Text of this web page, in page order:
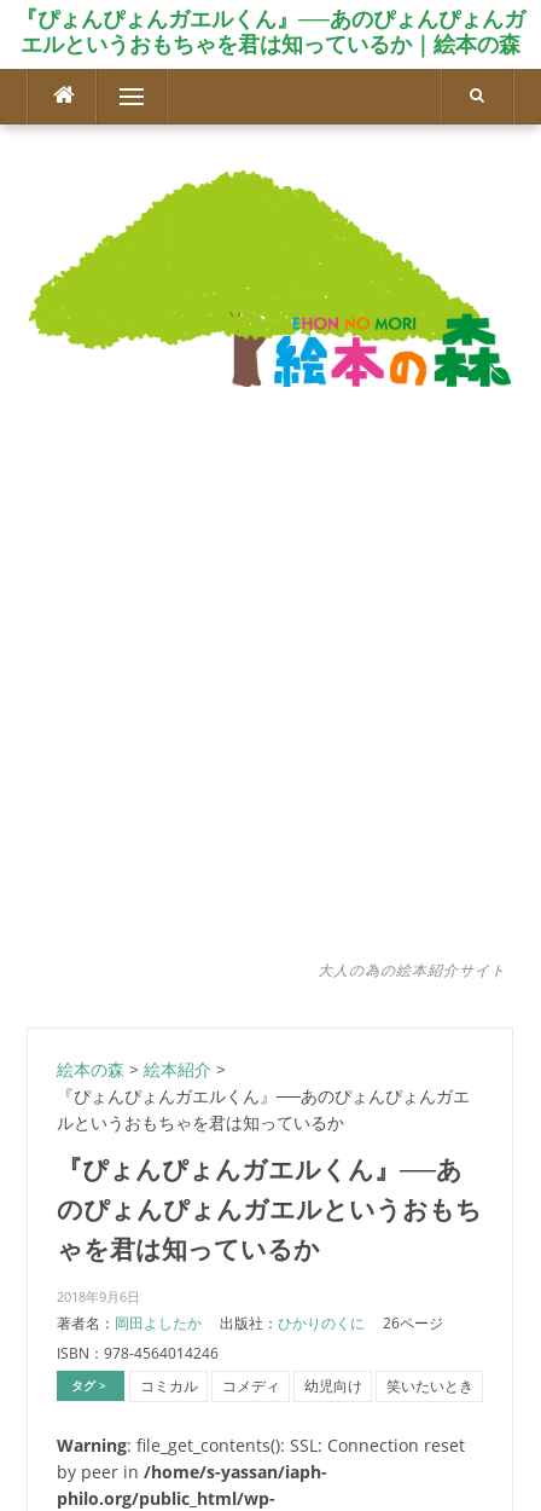
『ぴょんぴょんガエルくん』──あのぴょんぴょんガ
エルというおもちゃを君は知っているか｜絵本の森
テ
メニュー
大人の為の絵本紹介サイト
絵本の森 > 絵本紹介 >
『ぴょんぴょんガエルくん』──あのぴょんぴょんガエ
ルというおもちゃを君は知っているか
『ぴょんぴょんガエルくん』──あ
のぴょんぴょんガエルというおもち
ゃを君は知っているか
2018年9月6日
著者名： 岡田よしたか 出版社： ひかりのくに
26ページ
ISBN：978-4564014246
タグ > コミカル コメディ 幼児向け 笑いたいとき
Warning: file_get_contents(): SSL: Connection reset
by peer in /home/s-yassan/iaph-
philo.org/public_html/wp-